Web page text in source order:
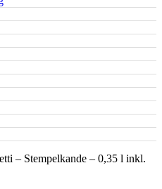
– Stempelkande – 0,35 l inkl.